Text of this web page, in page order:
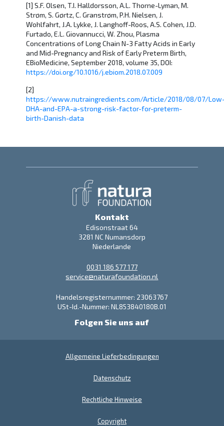
[1] S.F. Olsen, T.I. Halldorsson, A.L. Thorne-Lyman, M.
Strøm, S. Gørtz, C. Granstrøm, P.H. Nielsen, J.
Wohlfahrt, J.A. Lykke, J. Langhoff-Roos, A.S. Cohen, J.D.
Furtado, E.L. Giovannucci, W. Zhou, Plasma
Concentrations of Long Chain N-3 Fatty Acids in Early
and Mid-Pregnancy and Risk of Early Preterm Birth,
EBioMedicine, September 2018, volume 35, DOI:
https://doi.org/10.1016/j.ebiom.2018.07.009
[2]
https://www.nutraingredients.com/Article/2018/08/07/
DHA-and-EPA-a-strong-risk-factor-for-preterm-
birth-Danish-data
Kontakt
Edisonstraat 64
3281 NC Numansdorp
Niederlande
0031 186 577 177
service@naturafoundation.nl
Handelsregisternummer: 23063767
USt-Id.-Nummer: NL853840180B.01
Folgen Sie uns auf
Allgemeine Lieferbedingungen
Datenschutz
Rechtliche Hinweise
Copyright